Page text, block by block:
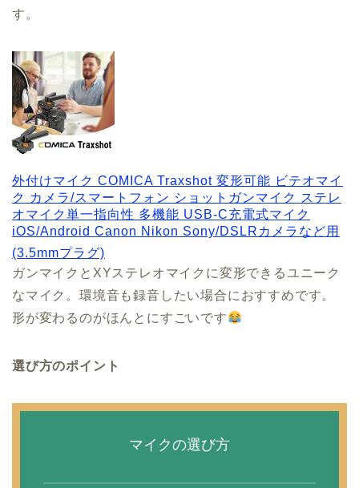
す。
外付けマイク COMICA Traxshot 変形可能 ビテオマイ
ク カメラ/スマートフォン ショットガンマイク ステレ
オマイク単一指向性 多機能 USB-C充電式マイク
iOS/Android Canon Nikon Sony/DSLRカメラなど用
(3.5mmプラグ)
ガンマイクとXYステレオマイクに変形できるユニーク
なマイク。環境音も録音したい場合におすすめです。
形が変わるのがほんとにすごいです
選び方のポイント
マイクの選び方